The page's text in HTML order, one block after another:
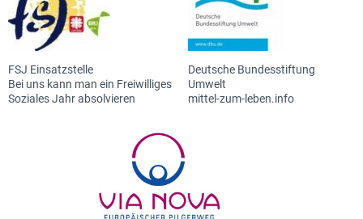
FSJ Einsatzstelle
Bei uns kann man ein Freiwilliges
Soziales Jahr absolvieren
Deutsche Bundesstiftung
Umwelt
mittel-zum-leben.info